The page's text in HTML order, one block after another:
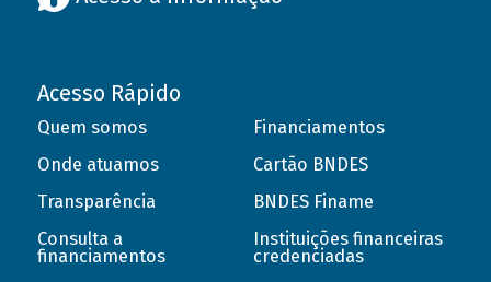
Acesso Rápido
Quem somos
Onde atuamos
Transparência
Consulta a
financiamentos
Financiamentos
Cartão BNDES
BNDES Finame
Instituições financeiras
credenciadas